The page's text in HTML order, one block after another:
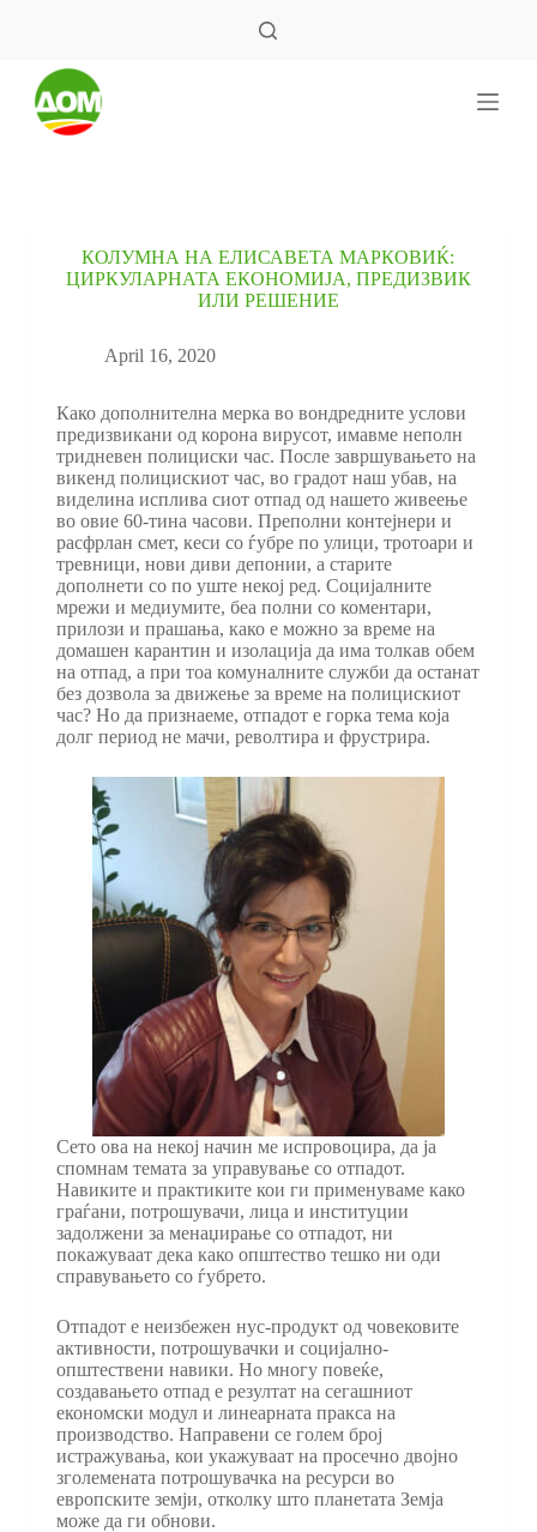
КОЛУМНА НА ЕЛИСАВЕТА МАРКОВИЌ:
ЦИРКУЛАРНАТА ЕКОНОМИЈА, ПРЕДИЗВИК
ИЛИ РЕШЕНИЕ
April 16, 2020
Како дополнителна мерка во вондредните услови
предизвикани од корона вирусот, имавме неполн
тридневен полициски час. После завршувањето на
викенд полицискиот час, во градот наш убав, на
виделина исплива сиот отпад од нашето живеење
во овие 60-тина часови. Преполни контејнери и
расфрлан смет, кеси со ѓубре по улици, тротоари и
тревници, нови диви депонии, а старите
дополнети со по уште некој ред. Социјалните
мрежи и медиумите, беа полни со коментари,
прилози и прашања, како е можно за време на
домашен карантин и изолација да има толкав обем
на отпад, а при тоа комуналните служби да останат
без дозвола за движење за време на полицискиот
час? Но да признаеме, отпадот е горка тема која
долг период не мачи, револтира и фрустрира.
Сето ова на некој начин ме испровоцира, да ја
спомнам темата за управување со отпадот.
Навиките и практиките кои ги применуваме како
граѓани, потрошувачи, лица и институции
задолжени за менаџирање со отпадот, ни
покажуваат дека како општество тешко ни оди
справувањето со ѓубрето.
Отпадот е неизбежен нус-продукт од човековите
активности, потрошувачки и социјално-
општествени навики. Но многу повеќе,
создавањето отпад е резултат на сегашниот
економски модул и линеарната пракса на
производство. Направени се голем број
истражувања, кои укажуваат на просечно двојно
зголемената потрошувачка на ресурси во
европските земји, отколку што планетата Земја
може да ги обнови.